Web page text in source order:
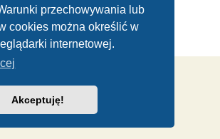
przechowywania lub
cookies można określić w
internetowej.
Akceptuję!
Dinozaury.com
© 2006-2020
phpBB
® Forum Software © phpBB Limited
pakiet językowy dostarczaphpBB.pl
ochrony danych osobowych|Regulamin